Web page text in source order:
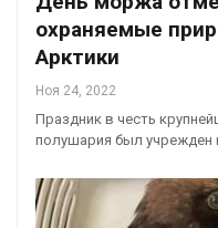
охраняемые
Арктики
Ноя 24, 2022
Праздник в честь
полушария был учрежден